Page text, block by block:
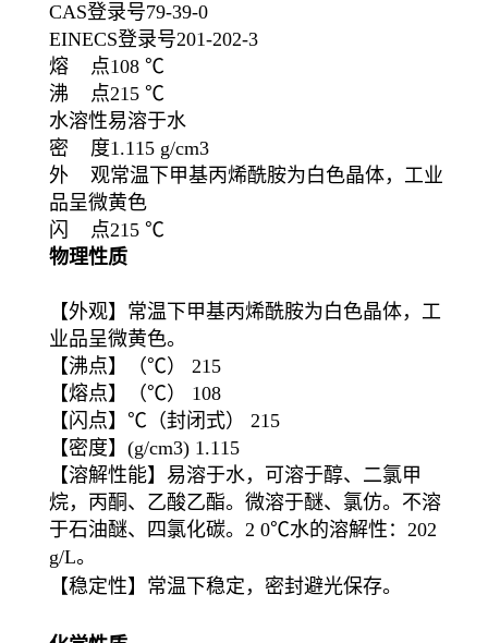
CAS登录号79-39-0
EINECS登录号201-202-3
熔 点108 ℃
沸 点215 ℃
水溶性易溶于水
密 度1.115 g/cm3
外 观常温下甲基丙烯酰胺为白色晶体，工业
品呈微黄色
闪 点215 ℃
物理性质
【外观】常温下甲基丙烯酰胺为白色晶体，工
业品呈微黄色。
【沸点】（℃） 215
【熔点】（℃） 108
【闪点】℃（封闭式） 215
【密度】(g/cm3) 1.115
【溶解性能】易溶于水，可溶于醇、二氯甲
烷，丙酮、乙酸乙酯。微溶于醚、氯仿。不溶
于石油醚、四氯化碳。2 0℃水的溶解性：202
g/L。
【稳定性】常温下稳定，密封避光保存。